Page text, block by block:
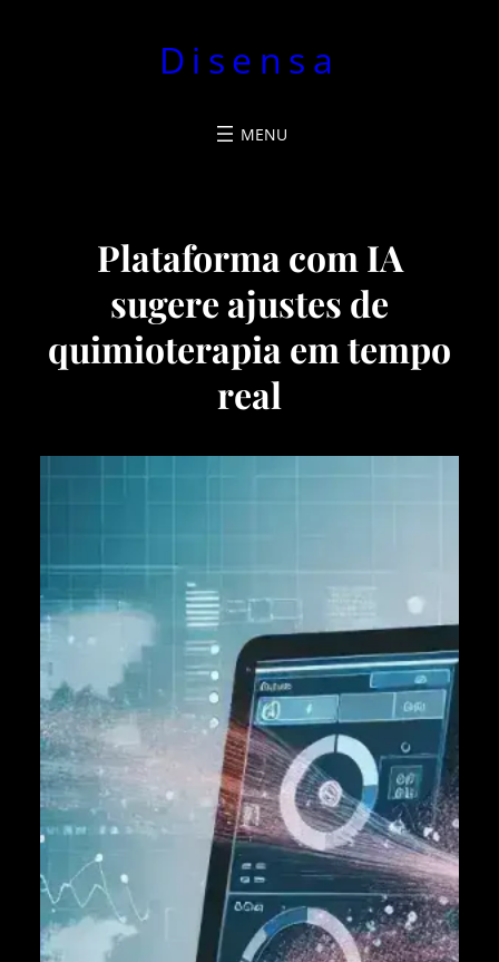
Disensa
Plataforma com IA
sugere ajustes de
quimioterapia em tempo
real